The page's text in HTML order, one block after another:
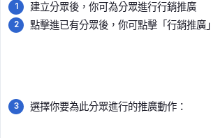
建立分眾後，你可為分眾進行行銷推廣
點擊進已有分眾後，你可點擊「行銷推廣」
選擇你要為此分眾進行的推廣動作：